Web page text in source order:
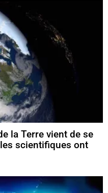
la Terre vient de se
scientifiques ont